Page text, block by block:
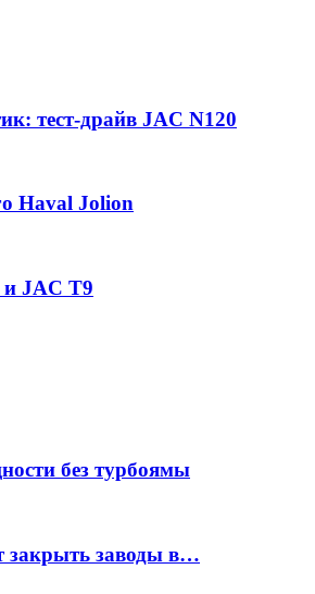
тест-драйв JAC N120
Haval Jolion
и JAC T9
без турбоямы
закрыть заводы в…